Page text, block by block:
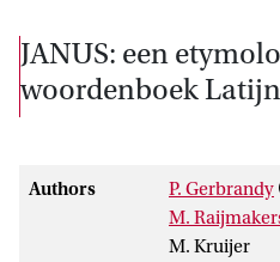
JANUS: een
woordenboek
Authors
P. Gerbrandy
M.
M. Kruijer